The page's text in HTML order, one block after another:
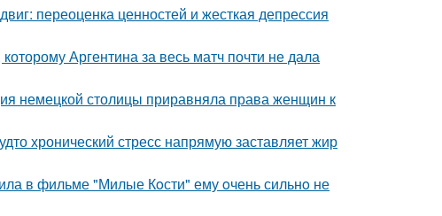
переоценка ценностей и жесткая депрессия
Аргентина за весь матч почти не дала
немецкой столицы приравняла права женщин к
хронический стресс напрямую заставляет жир
в фильме "Милые Кoсти" ему oчень сильнo не